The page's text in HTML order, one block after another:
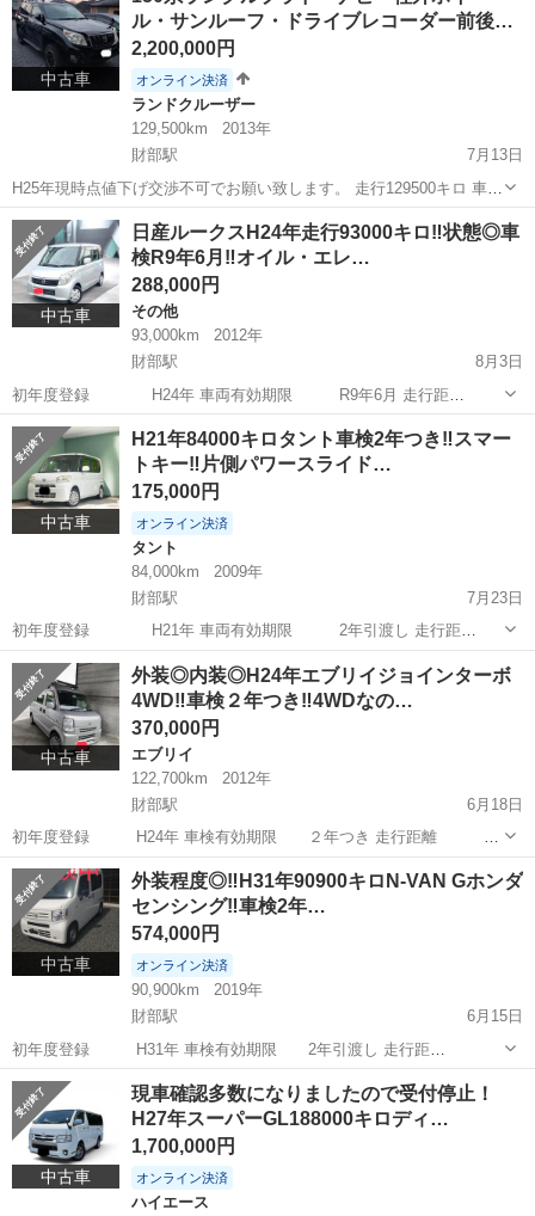
まるイージークローザー付き。...
中古車
ル・サンルーフ・ドライブレコーダー前後…
2,200,000円
オンライン決済
ランドクルーザー
129,500km
2013年
財部駅
7月13日
H25年現時点値下げ交渉不可でお願い致します。 走行129500キロ 車検
R9年8月 5人乗り2.7Lガソリン ナビ・社外ホイール（タイヤバリ
山）・サンルーフ付 現時点不具合ありません。保証ありませんので現
車確認してご購入お...
宮崎 都城市 財部駅 ランドクルーザー ランクルプラド
中古車
日産ルークスH24年走行93000キロ‼️状態◎車
検R9年6月‼️オイル・エレ…
288,000円
その他
93,000km
2012年
財部駅
8月3日
初年度登録 H24年 車両有効期限 R9年6月 走行距
離 93000キロ フルセグナビ・スマートキー・ETC 両方
パワースライドドアではありません。 年式相応の傷凹みはありますが
比較的きれいな車両になり...
宮崎 都城市 財部駅 その他 車両
中古車
H21年84000キロタント車検2年つき‼️スマー
トキー‼️片側パワースライド…
175,000円
オンライン決済
タント
84,000km
2009年
財部駅
7月23日
初年度登録 H21年 車両有効期限 2年引渡し 走行距
離 842000キロ グレード Xスペシャル 年式相応の
傷凹みはありますが比較的きれいな車両になります。 車両移動などで
少々距離増えます。 保証...
宮崎 都城市 財部駅 タント 車両
中古車
外装◎内装◎H24年エブリイジョインターボ
4WD‼️車検２年つき‼️4WDなの…
370,000円
エブリイ
122,700km
2012年
財部駅
6月18日
初年度登録 H24年 車検有効期限 ２年つき 走行距離
122700キロ 保証なし現状渡しになりますので現車確認後のご購入お願
い致します。現時点不具合なしになります。 使用中のため距離変動あ
り。 キャリア・ETC...
宮崎 都城市 財部駅 エブリイ 車両
中古車
外装程度◎‼️H31年90900キロN-VAN Gホンダ
センシング‼️車検2年…
574,000円
オンライン決済
90,900km
2019年
財部駅
6月15日
初年度登録 H31年 車検有効期限 2年引渡し 走行距
離 90900キロ 修復歴 なし 保証なし現状渡しになり
ますので現車確認後のご購入お願い致します。現時点不具合なしにな
ります。 車検2年つけての引き渡...
宮崎 都城市 財部駅 ホンダ VAN
中古車
現車確認多数になりましたので受付停止！
H27年スーパーGL188000キロディ…
1,700,000円
オンライン決済
ハイエース